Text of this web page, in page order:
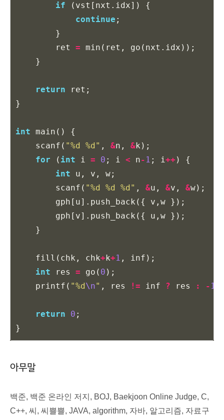
if
( vst [ nxt . idx])
{
continue ;
}
ret
= min ( ret , go ( nxt . idx ));
}
return ret ;
}
int main ()
{
scanf ( "%d %d" , &n , &k );
for
( int i = 0 ; i < n- 1 ; i++ )
{
int
u , v , w;
scanf ( "%d %d %d" , &u , &v , &w);
gph [ u]. push_back ({ v , w });
gph [ v]. push_back ({ u , w });
}
fill ( chk , chk+k+1 , inf );
int
res = go ( 0 );
printf ( "%d\n" , res != inf ? res : - 1
return 0 ;
}
아무말
백준, 백준 온라인 저지, BOJ, Baekjoon Online Judge, C,
C++, 씨, 씨쁠쁠, JAVA, algorithm, 자바, 알고리즘, 자료구